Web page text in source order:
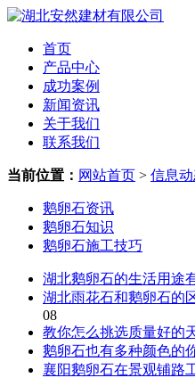
首页
产品中心
成功案例
新闻资讯
关于我们
联系我们
当前位置： 网站首页 > 信息
鹅卵石资讯
鹅卵石知识
鹅卵石施工技巧
湖北鹅卵石的生活用途
湖北雨花石和鹅卵石的
08
教你怎么挑选质量好的
鹅卵石也有多种颜色的
襄阳鹅卵石在景观铺路